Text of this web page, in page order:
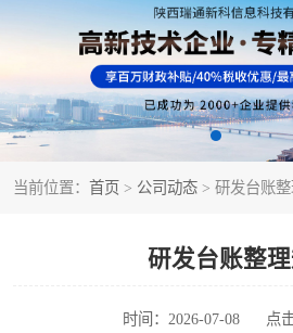
当前位置： 首页 > 公司动态 > 研发台账
研发台账整
时间：2026-07-08 点